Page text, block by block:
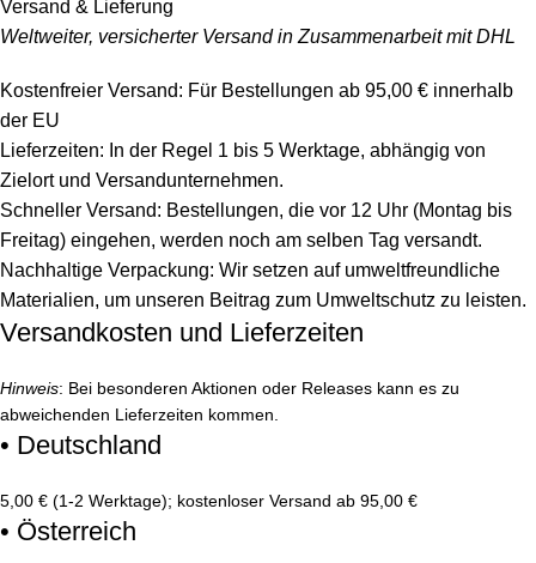
Versand & Lieferung
Weltweiter, versicherter Versand in Zusammenarbeit mit DHL
Kostenfreier Versand: Für Bestellungen ab 95,00 € innerhalb
der EU
Lieferzeiten: In der Regel 1 bis 5 Werktage, abhängig von
Zielort und Versandunternehmen.
Schneller Versand: Bestellungen, die vor 12 Uhr (Montag bis
Freitag) eingehen, werden noch am selben Tag versandt.
Nachhaltige Verpackung: Wir setzen auf umweltfreundliche
Materialien, um unseren Beitrag zum Umweltschutz zu leisten.
Versandkosten und Lieferzeiten
Hinweis: Bei besonderen Aktionen oder Releases kann es zu
abweichenden Lieferzeiten kommen.
• Deutschland
5,00 € (1-2 Werktage); kostenloser Versand ab 95,00 €
• Österreich